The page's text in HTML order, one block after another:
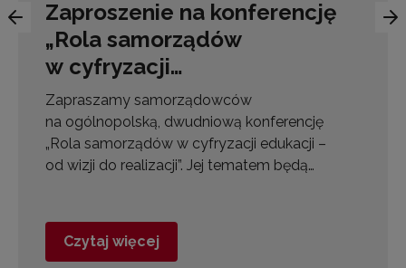
Zaproszenie na konferencję
„Rola samorządów
w cyfryzacji…
Zapraszamy samorządowców
na ogólnopolską, dwudniową konferencję
„Rola samorządów w cyfryzacji edukacji –
od wizji do realizacji”. Jej tematem będą…
Czytaj więcej